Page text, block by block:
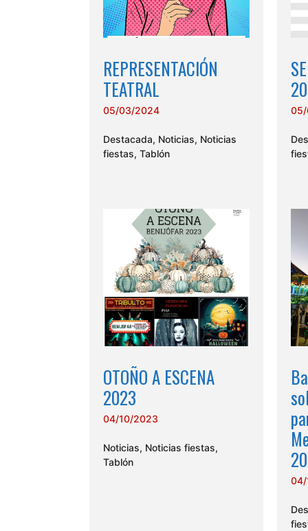
REPRESENTACIÓN
TEATRAL
05/03/2024
Destacada, Noticias, Noticias
fiestas, Tablón
OTOÑO A ESCENA
2023
04/10/2023
Noticias, Noticias fiestas,
Tablón